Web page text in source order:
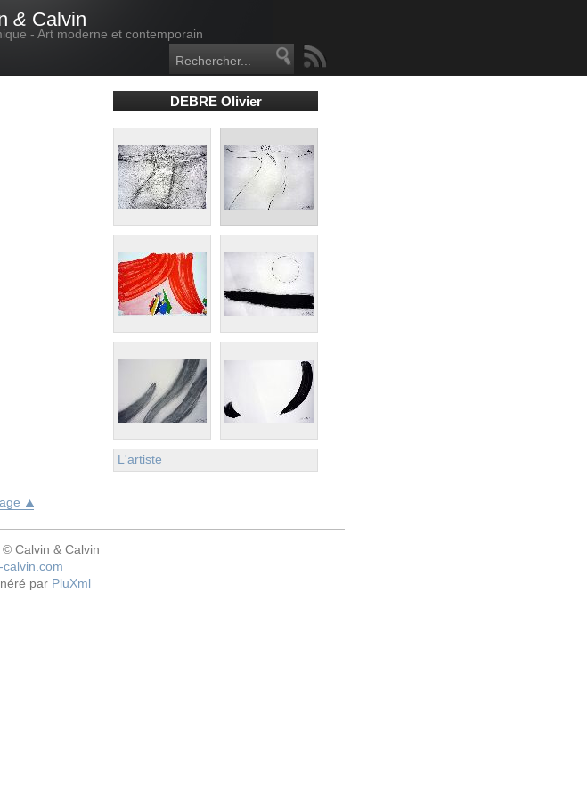
DEBRE Olivier
L'artiste
Calvin & Calvin
par PluXml
& Calvin
- Art moderne et contemporain